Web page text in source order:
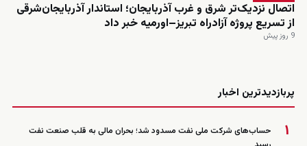
اتصال نزدیک‌تر شرق و غرب آذربایجان؛ استاندار آذربایجان‌شرقی
از تسریع پروژه آزادراه تبریز–اورمیه خبر داد
9 روز پیش
پربازدیدترین اخبار
۱
حساب‌های شرکت ملی نفت مسدود شد؛ بحران مالی به قلب صنعت نفت